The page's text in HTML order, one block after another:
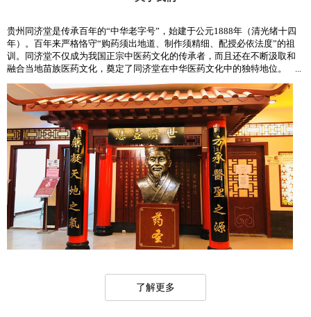
贵州同济堂是传承百年的“中华老字号”，始建于公元1888年（清光绪十四
年）。百年来严格恪守“购药须出地道、制作须精细、配授必依法度”的祖
训。同济堂不仅成为我国正宗中医药文化的传承者，而且还在不断汲取和
融合当地苗族医药文化，奠定了同济堂在中华医药文化中的独特地位。 ...
了解更多